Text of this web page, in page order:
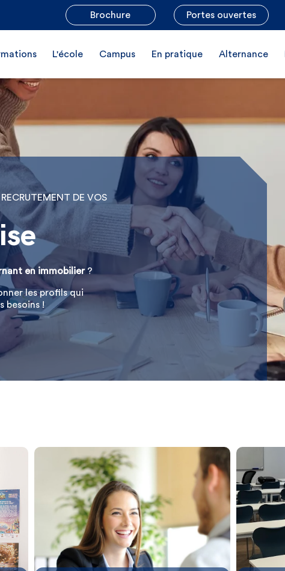
Brochure Portes ouvertes
L'école Campus En pratique Alternance
DE VOS
en immobilier?
les profils qui
besoins !